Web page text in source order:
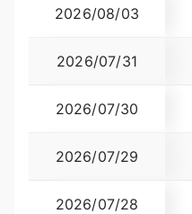
2026/08/03
2026/07/31
2026/07/30
2026/07/29
2026/07/28